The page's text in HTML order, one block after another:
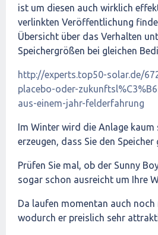
ist um diesen auch wirklich
verlinkten Veröffentlichung
Übersicht über das Verhalten
Speichergrößen bei gleichen
http://experts.top50-solar.de/
placebo-oder-
aus-einem-jahr-felderfahrung
Im Winter wird die Anlage kaum
erzeugen, dass Sie den
Prüfen Sie mal, ob der Sunny
sogar schon ausreicht um Ihre
Da laufen momentan auch noch
wodurch er preislich sehr